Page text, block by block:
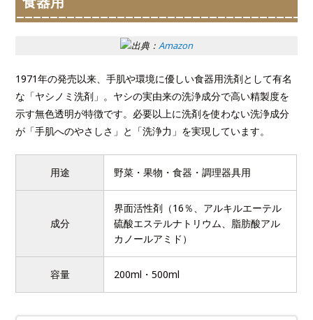
出典： Amazon
1971年の発売以来、手肌や環境に優しい食器用洗剤として有名
な「ヤシノミ洗剤」。ヤシの実由来の洗浄成分で高い精製度を
示す無色透明が特徴です。必要以上に洗剤を使わない洗浄成分
が「手肌へのやさしさ」と「洗浄力」を実現しています。
用途 野菜・果物・食器・調理器具用
成分
界面活性剤（16％、アルキルエーテル
硫酸エステルナトリウム、脂肪酸アル
カノールアミド）
容量 200ml・500ml